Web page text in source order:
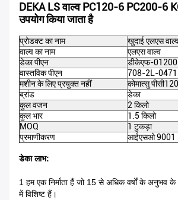
DEKA LS वाल्व PC120-6 PC200-6
उपयोग किया जाता है
प्रोडक्ट का नाम
खुदाई एलएस
वाल्व का नाम
एलएस वाल्व
डेका पीएन
डीकेएफ-
वास्तविक पीएन
708-2L-
मशीन के लिए प्रयुक्त नहीं
कोमात्सु
ब्रांड
डेका
कुल वजन
2 किलो
कुल भार
1.5 किलो
MOQ
1 टुकड़ा
प्रमाणीकरण
आईएसओ 9001
डेका लाभ:
1 हम एक निर्माता हैं जो 15 से अधिक वर्षों के अनुभव के
में विशिष्ट हैं।